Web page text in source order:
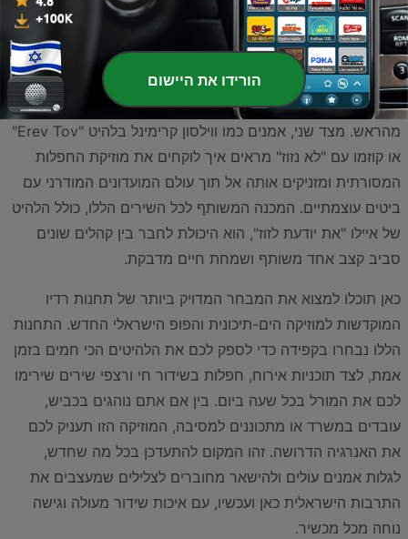
הלהיטים שחורכים את גלי האתר ברגע זה מדגישים את הגיוון
העצום שיש למוזיקה הישראלית להציע. מצד אחד, אנחנו שומעים
הפקות מהודקות וקליטות כמו "מי המציא את המילה" של לאה
קטמין, שמביאה איתה ניחוח רענן וקצב שאי אפשר להוציא
מהראש. מצד שני, אמנים כמו ווילסון קרימינל בלהיט "Erev Tov"
או קוזמו עם "לא נזוז" מראים איך לוקחים את מוזיקת החפלות
המסורתית ומזניקים אותה אל תוך עולם המועדונים המודרני עם
ביטים עוצמתיים. המכנה המשותף לכל השירים הללו, כולל הלהיט
של איילו "את יודעת לזוז", הוא היכולת לחבר בין קהלים שונים
סביב קצב אחד משותף ושמחת חיים מדבקת.
כאן תוכלו למצוא את המבחר המדויק ביותר של תחנות רדיו
המוקדשות למוזיקה הים-תיכונית והפופ הישראלי החדש. התחנות
הללו נבחרו בקפידה כדי לספק לכם את הלהיטים הכי חמים בזמן
אמת, לצד תוכניות אירוח, חפלות בשידור חי ורצפי שירים שירימו
לכם את המורל בכל שעה ביום. בין אם אתם נוהגים בכביש,
עובדים במשרד או מתכוננים למסיבה, המוזיקה הזו תעניק לכם
את האנרגיה הדרושה. זהו המקום להתעדכן בכל מה שחדש,
לגלות אמנים עולים ולהישאר מחוברים לצלילים שמעצבים את
התרבות הישראלית כאן ועכשיו, עם איכות שידור מעולה וגישה
נוחה מכל מכשיר.
הורידו את היישום